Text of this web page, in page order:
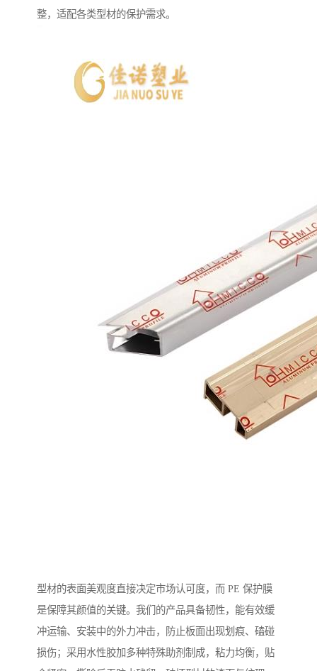
整，适配各类型材的保护需求。
型材的表面美观度直接决定市场认可度，而 PE 保护膜
是保障其颜值的关键。我们的产品具备韧性，能有效缓
冲运输、安装中的外力冲击，防止板面出现划痕、磕碰
损伤；采用水性胶加多种特殊助剂制成，粘力均衡，贴